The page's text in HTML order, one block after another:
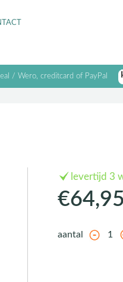
/ Wero, creditcard of PayPal
levertijd 3
€64,95
aantal